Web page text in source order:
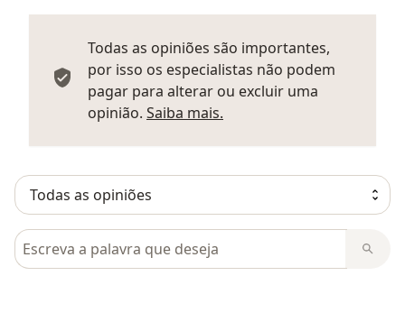
Todas as opiniões são importantes,
por isso os especialistas não podem
pagar para alterar ou excluir uma
opinião. Saiba mais.
Pesquisar em opiniões